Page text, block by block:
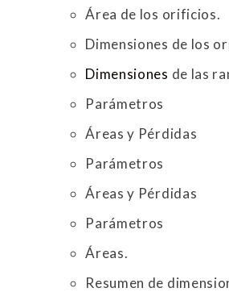
Área de los orificios.
Dimensiones de los
Dimensiones de las
Parámetros
Áreas y Pérdidas
Parámetros
Áreas y Pérdidas
Parámetros
Áreas.
Resumen de